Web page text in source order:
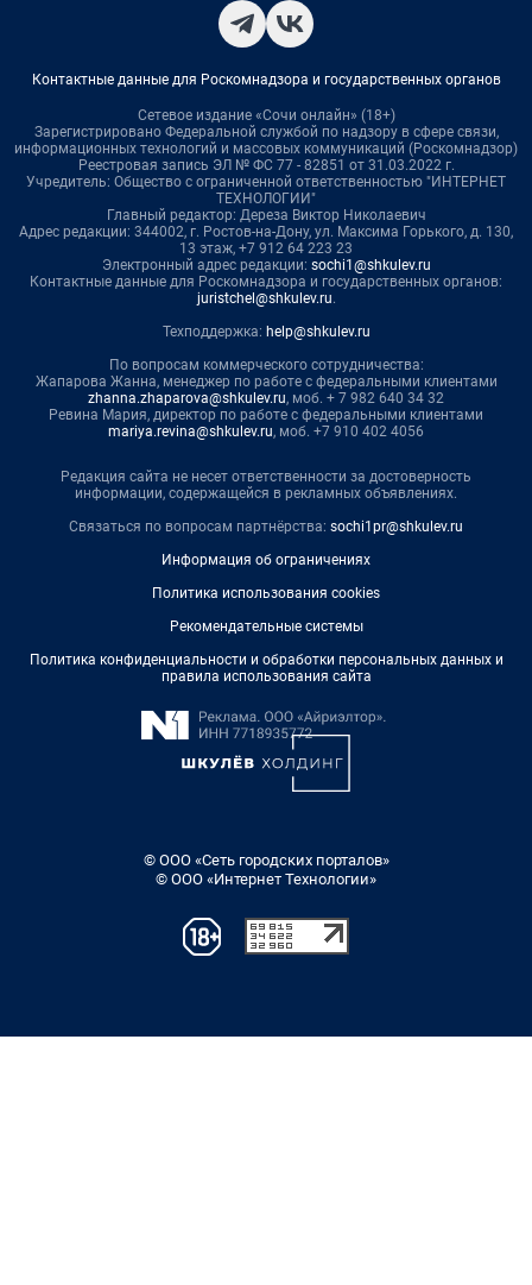
Контактные данные для Роскомнадзора и государственных органов
Сетевое издание «Сочи онлайн» (18+)
Зарегистрировано Федеральной службой по надзору в сфере связи,
информационных технологий и массовых коммуникаций (Роскомнадзор)
Реестровая запись ЭЛ № ФС 77 - 82851 от 31.03.2022 г.
Учредитель: Общество с ограниченной ответственностью "ИНТЕРНЕТ
ТЕХНОЛОГИИ"
Главный редактор: Дереза Виктор Николаевич
Адрес редакции: 344002, г. Ростов-на-Дону, ул. Максима Горького, д. 130,
13 этаж, +7 912 64 223 23
Электронный адрес редакции: sochi1@shkulev.ru
Контактные данные для Роскомнадзора и государственных органов:
juristchel@shkulev.ru.
Техподдержка: help@shkulev.ru
По вопросам коммерческого сотрудничества:
Жапарова Жанна, менеджер по работе с федеральными клиентами
zhanna.zhaparova@shkulev.ru, моб. + 7 982 640 34 32
Ревина Мария, директор по работе с федеральными клиентами
mariya.revina@shkulev.ru, моб. +7 910 402 4056
Редакция сайта не несет ответственности за достоверность
информации, содержащейся в рекламных объявлениях.
Связаться по вопросам партнёрства: sochi1pr@shkulev.ru
Информация об ограничениях
Политика использования cookies
Рекомендательные системы
Политика конфиденциальности и обработки персональных данных и
правила использования сайта
© ООО «Сеть городских порталов»
© ООО «Интернет Технологии»